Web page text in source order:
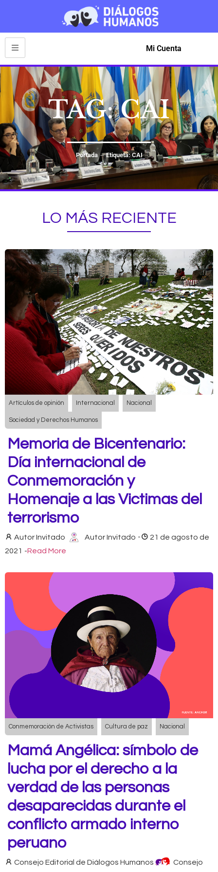
Mi Cuenta
TAG: CAI
Portada Etiqueta: CAI
LO MÁS RECIENTE
Artículos de opinión Internacional Nacional
Sociedad y Derechos Humanos
Memoria de Bicentenario:
Día internacional de
Conmemoración y
Homenaje a las Victimas del
terrorismo
Autor Invitado Autor Invitado -
21 de agosto de
2021 -Read More
Conmemoración de Activistas Cultura de paz Nacional
Mamá Angélica: símbolo de
lucha por el derecho a la
verdad de las personas
desaparecidas durante el
conflicto armado interno
peruano
Consejo Editorial de Diálogos Humanos Consejo